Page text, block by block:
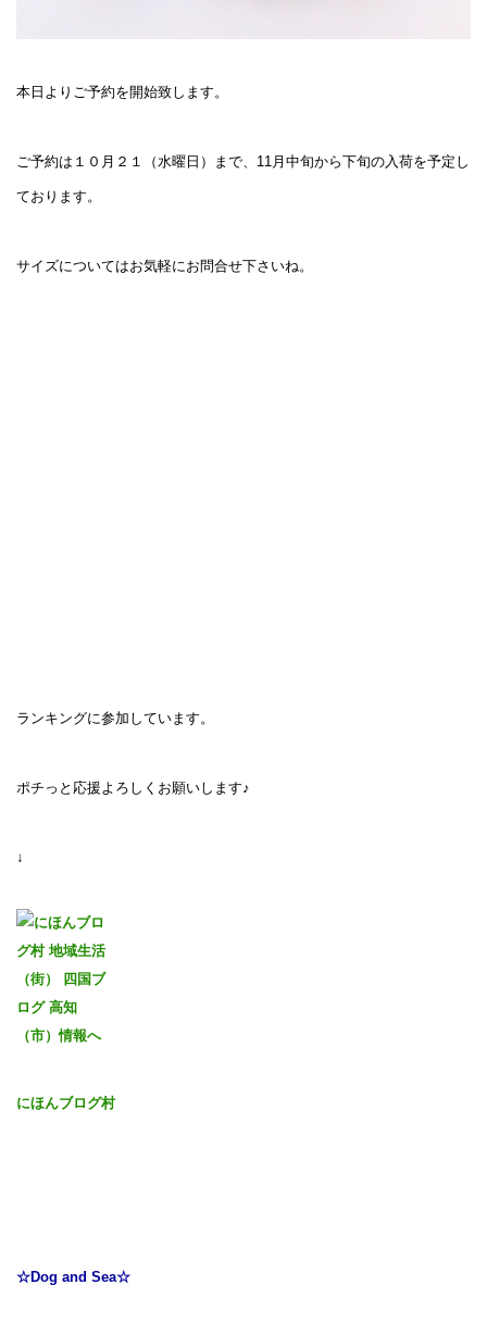
本日よりご予約を開始致します。
ご予約は１０月２１（水曜日）まで、11月中旬から下旬の 入荷を予定し
ております。
サイズについてはお気軽にお問合せ下さいね。
ランキングに参加しています。
ポチっと応援よろしくお願いします♪
↓
にほんブログ村
☆Dog and Sea☆